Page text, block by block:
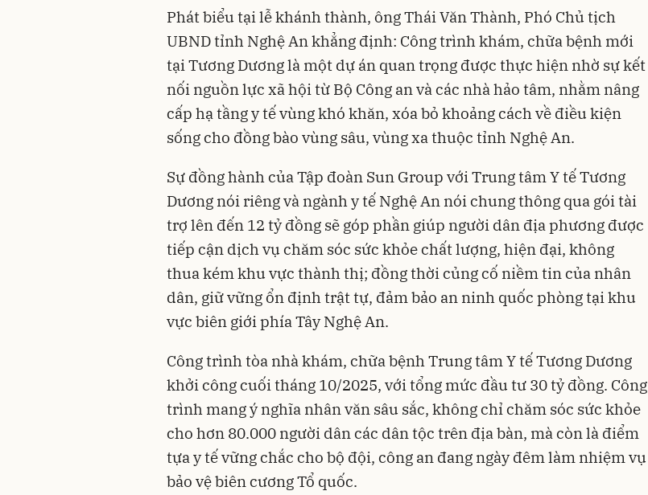
Phát biểu tại lễ khánh thành, ông Thái Văn Thành, Phó Chủ tịch
UBND tỉnh Nghệ An khẳng định: Công trình khám, chữa bệnh mới
tại Tương Dương là một dự án quan trọng được thực hiện nhờ sự kết
nối nguồn lực xã hội từ Bộ Công an và các nhà hảo tâm, nhằm nâng
cấp hạ tầng y tế vùng khó khăn, xóa bỏ khoảng cách về điều kiện
sống cho đồng bào vùng sâu, vùng xa thuộc tỉnh Nghệ An.
Sự đồng hành của Tập đoàn Sun Group với Trung tâm Y tế Tương
Dương nói riêng và ngành y tế Nghệ An nói chung thông qua gói tài
trợ lên đến 12 tỷ đồng sẽ góp phần giúp người dân địa phương được
tiếp cận dịch vụ chăm sóc sức khỏe chất lượng, hiện đại, không
thua kém khu vực thành thị; đồng thời củng cố niềm tin của nhân
dân, giữ vững ổn định trật tự, đảm bảo an ninh quốc phòng tại khu
vực biên giới phía Tây Nghệ An.
Công trình tòa nhà khám, chữa bệnh Trung tâm Y tế Tương Dương
khởi công cuối tháng 10/2025, với tổng mức đầu tư 30 tỷ đồng. Công
trình mang ý nghĩa nhân văn sâu sắc, không chỉ chăm sóc sức khỏe
cho hơn 80.000 người dân các dân tộc trên địa bàn, mà còn là điểm
tựa y tế vững chắc cho bộ đội, công an đang ngày đêm làm nhiệm vụ
bảo vệ biên cương Tổ quốc.